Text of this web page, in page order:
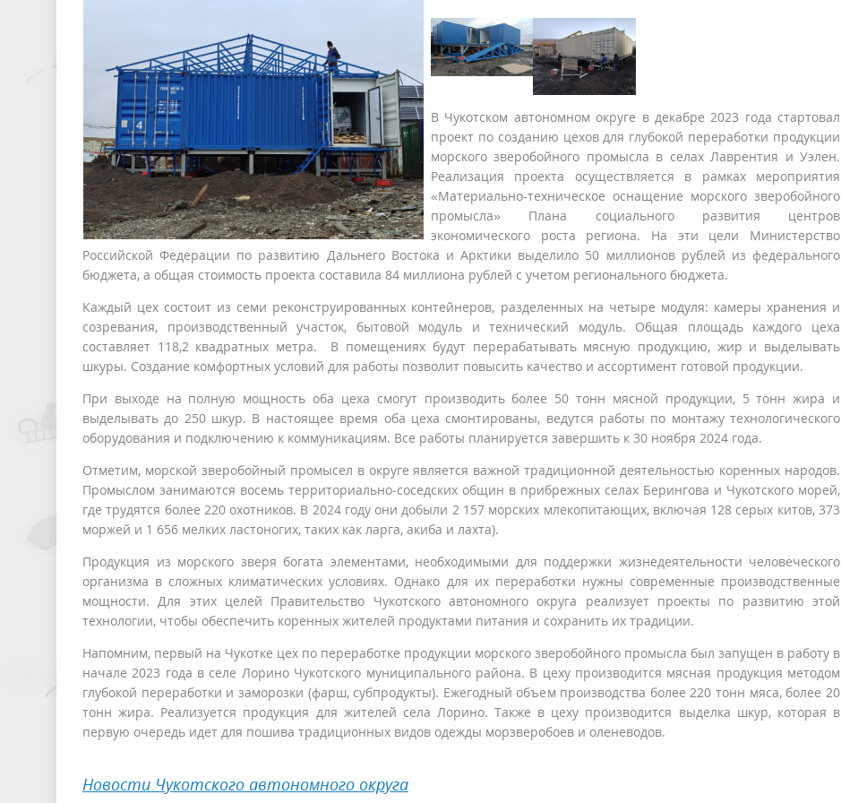
В Чукотском автономном округе в декабре 2023 года стартовал
проект по созданию цехов для глубокой переработки продукции
морского зверобойного промысла в селах Лаврентия и Уэлен.
Реализация проекта осуществляется в рамках мероприятия
«Материально-техническое оснащение морского зверобойного
промысла» Плана социального развития центров
экономического роста региона. На эти цели Министерство
Российской Федерации по развитию Дальнего Востока и Арктики выделило 50 миллионов рублей из федерального
бюджета, а общая стоимость проекта составила 84 миллиона рублей с учетом регионального бюджета.
Каждый цех состоит из семи реконструированных контейнеров, разделенных на четыре модуля: камеры хранения и
созревания, производственный участок, бытовой модуль и технический модуль. Общая площадь каждого цеха
составляет 118,2 квадратных метра. В помещениях будут перерабатывать мясную продукцию, жир и выделывать
шкуры. Создание комфортных условий для работы позволит повысить качество и ассортимент готовой продукции.
При выходе на полную мощность оба цеха смогут производить более 50 тонн мясной продукции, 5 тонн жира и
выделывать до 250 шкур. В настоящее время оба цеха смонтированы, ведутся работы по монтажу технологического
оборудования и подключению к коммуникациям. Все работы планируется завершить к 30 ноября 2024 года.
Отметим, морской зверобойный промысел в округе является важной традиционной деятельностью коренных народов.
Промыслом занимаются восемь территориально-соседских общин в прибрежных селах Берингова и Чукотского морей,
где трудятся более 220 охотников. В 2024 году они добыли 2 157 морских млекопитающих, включая 128 серых китов, 373
моржей и 1 656 мелких ластоногих, таких как ларга, акиба и лахта).
Продукция из морского зверя богата элементами, необходимыми для поддержки жизнедеятельности человеческого
организма в сложных климатических условиях. Однако для их переработки нужны современные производственные
мощности. Для этих целей Правительство Чукотского автономного округа реализует проекты по развитию этой
технологии, чтобы обеспечить коренных жителей продуктами питания и сохранить их традиции.
Напомним, первый на Чукотке цех по переработке продукции морского зверобойного промысла был запущен в работу в
начале 2023 года в селе Лорино Чукотского муниципального района. В цеху производится мясная продукция методом
глубокой переработки и заморозки (фарш, субпродукты). Ежегодный объем производства более 220 тонн мяса, более 20
тонн жира. Реализуется продукция для жителей села Лорино. Также в цеху производится выделка шкур, которая в
первую очередь идет для пошива традиционных видов одежды морзверобоев и оленеводов.
Новости Чукотского автономного округа